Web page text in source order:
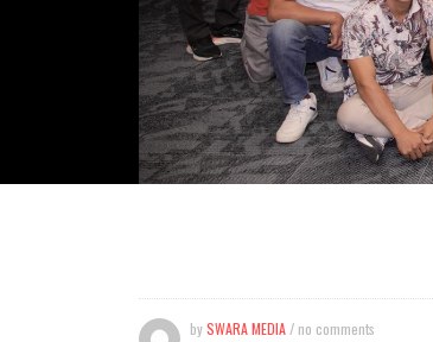
bySWARA MEDIA / no comments